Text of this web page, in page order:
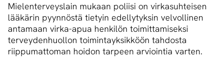
Mielenterveyslain mukaan poliisi on virkasuhteisen
lääkärin pyynnöstä tietyin edellytyksin velvollinen
antamaan virka-apua henkilön toimittamiseksi
terveydenhuollon toimintayksikköön tahdosta
riippumattoman hoidon tarpeen arviointia varten.